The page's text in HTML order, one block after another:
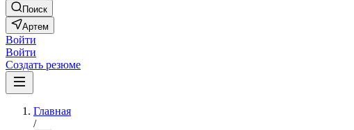
Поиск
Артем
Войти
Войти
Создать резюме
Главная
/